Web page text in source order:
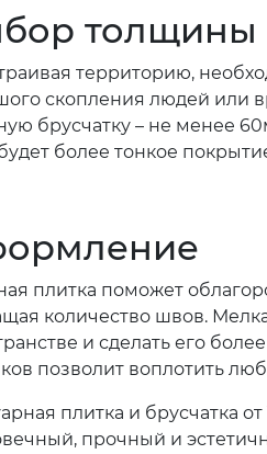
толщины
территорию,
скопления людей или
брусчатку – не менее
более тонкое
плитка поможет
количество швов.
и сделать его
позволит воплотить
плитка и брусчатка
прочный и